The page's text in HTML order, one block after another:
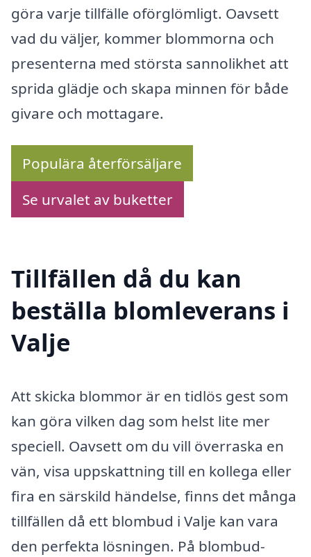
göra varje tillfälle oförglömligt. Oavsett
vad du väljer, kommer blommorna och
presenterna med största sannolikhet att
sprida glädje och skapa minnen för både
givare och mottagare.
Populära återförsäljare
Se urvalet av buketter
Tillfällen då du kan
beställa blomleverans i
Valje
Att skicka blommor är en tidlös gest som
kan göra vilken dag som helst lite mer
speciell. Oavsett om du vill överraska en
vän, visa uppskattning till en kollega eller
fira en särskild händelse, finns det många
tillfällen då ett blombud i Valje kan vara
den perfekta lösningen. På blombud-